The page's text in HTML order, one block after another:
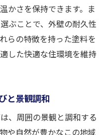
ための施工ステップ
た防水塗料の選定
のプロの技術とは
環境を実現する方法
かさを保持できます。ま
ぶことで、外壁の耐久性
らの特徴を持った塗料を
した快適な住環境を維持
と景観調和
、周囲の景観と調和する
や自然が豊かなこの地域